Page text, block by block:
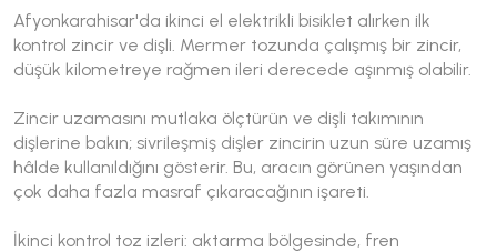
Afyonkarahisar'da ikinci el elektrikli bisiklet alırken ilk
kontrol zincir ve dişli. Mermer tozunda çalışmış bir zincir,
düşük kilometreye rağmen ileri derecede aşınmış olabilir.
Zincir uzamasını mutlaka ölçtürün ve dişli takımının
dişlerine bakın; sivrileşmiş dişler zincirin uzun süre uzamış
hâlde kullanıldığını gösterir. Bu, aracın görünen yaşından
çok daha fazla masraf çıkaracağının işareti.
İkinci kontrol toz izleri: aktarma bölgesinde, fren